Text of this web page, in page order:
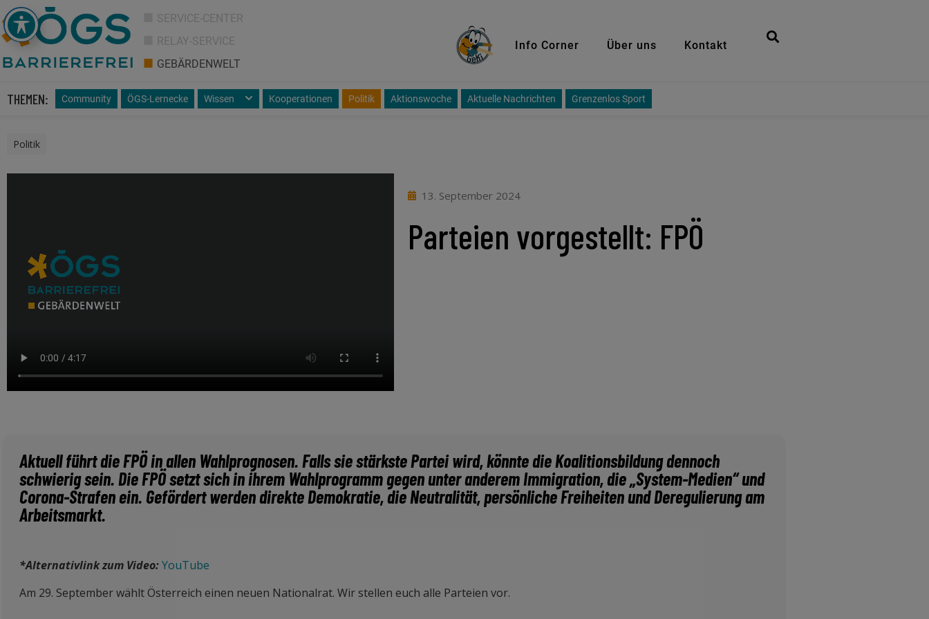
SERVICE-CENTER
RELAY-SERVICE
GEBÄRDENWELT
GeKi Info Corner Über uns Kontakt
THEMEN: Community ÖGS-Lernecke Wissen Kooperationen Politik Aktionswoche Aktuelle Nachrichten Grenzenlos Sport
Politik
13. September 2024
Parteien vorgestellt: FPÖ
Aktuell führt die FPÖ in allen Wahlprognosen. Falls sie stärkste Partei wird, könnte die Koalitionsbildung dennoch
schwierig sein. Die FPÖ setzt sich in ihrem Wahlprogramm gegen unter anderem Immigration, die „System-Medien“ und
Corona-Strafen ein. Gefördert werden direkte Demokratie, die Neutralität, persönliche Freiheiten und Deregulierung am
Arbeitsmarkt.
*Alternativlink zum Video:YouTube
Am 29. September wählt Österreich einen neuen Nationalrat. Wir stellen euch alle Parteien vor.